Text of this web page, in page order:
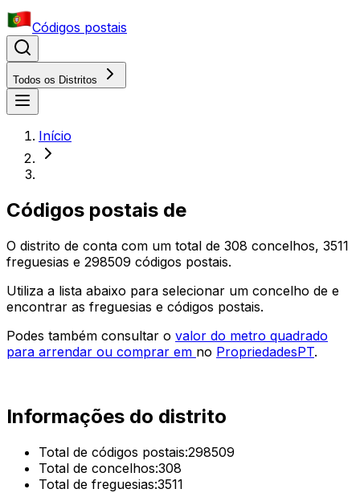
Códigos postais
Todos os Distritos
Início
Códigos postais de
O distrito de conta com um total de 308 concelhos, 3511
freguesias e 298509 códigos postais.
Utiliza a lista abaixo para selecionar um concelho de e
encontrar as freguesias e códigos postais.
Podes também consultar o valor do metro quadrado
para arrendar ou comprar em no PropriedadesPT.
Informações do distrito
Total de códigos postais:298509
Total de concelhos:308
Total de freguesias:3511